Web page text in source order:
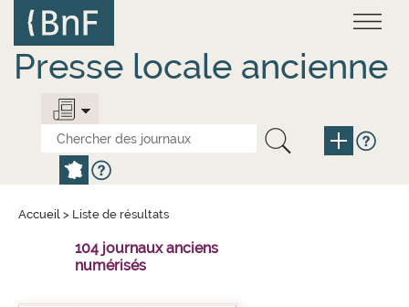
contenu
principal
Presse locale ancienne
Accueil > Liste de résultats
104 journaux anciens
numérisés
Panneau de gestion des cookies